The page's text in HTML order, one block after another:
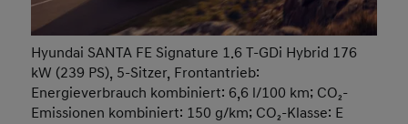
Hyundai SANTA FE Signature 1.6 T-GDi Hybrid 176
kW (239 PS), 5-Sitzer, Frontantrieb:
Energieverbrauch kombiniert: 6,6 l/100 km; CO₂-
Emissionen kombiniert: 150 g/km; CO₂-Klasse: E